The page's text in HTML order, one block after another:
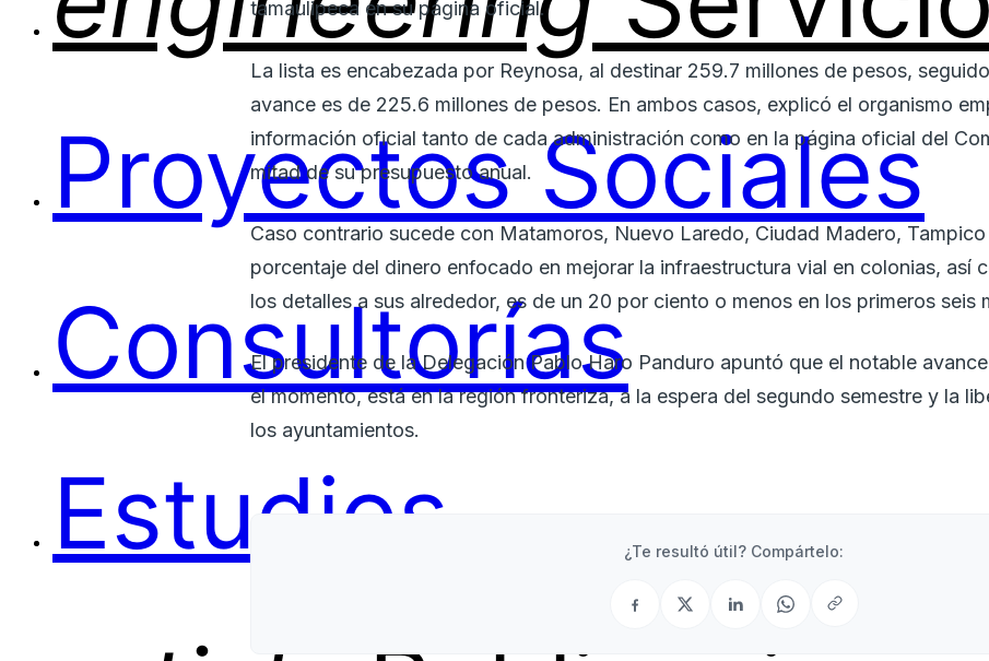
Proyectos Sociales
Consultorías
Estudios
tamaulipeca en su página oficial.
La lista es encabezada por Reynosa, al destinar 259.7 millones de pesos,
avance es de 225.6 millones de pesos. En ambos casos, explicó el organismo
información oficial tanto de cada administración como en la página oficial del
mitad de su presupuesto anual.
Caso contrario sucede con Matamoros, Nuevo Laredo, Ciudad Madero,
porcentaje del dinero enfocado en mejorar la infraestructura vial en colonias, así
los detalles a sus alrededor, es de un 20 por ciento o menos en los primeros seis
El presidente de la Delegación Pablo Haro Panduro apuntó que el notable
el momento, está en la región fronteriza, a la espera del segundo semestre y la
los ayuntamientos.
¿Te resultó útil? Compártelo: